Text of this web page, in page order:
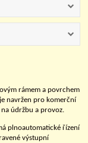
ýmrámema povrchem
navržen pro komerční
údržbu a provoz.
plnoautomatické řízení
výstupní